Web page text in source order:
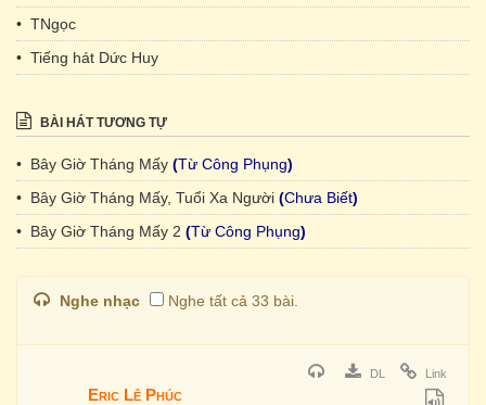
• TNgọc
• Tiếng hát Dức Huy
BÀI HÁT TƯƠNG TỰ
• Bây Giờ Tháng Mấy (Từ Công Phụng)
• Bây Giờ Tháng Mấy, Tuổi Xa Người (Chưa Biết)
• Bây Giờ Tháng Mấy 2 (Từ Công Phụng)
Nghe nhạc Nghe tất cả 33 bài.
DL Link
Eric Lê Phúc